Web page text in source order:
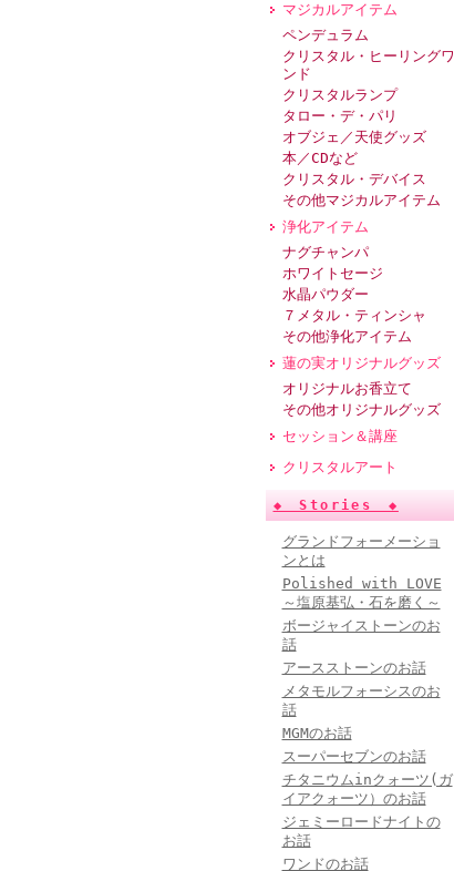
マジカルアイテム
ペンデュラム
クリスタル・ヒーリングワ
ンド
クリスタルランプ
タロー・デ・パリ
オブジェ／天使グッズ
本／CDなど
クリスタル・デバイス
その他マジカルアイテム
浄化アイテム
ナグチャンパ
ホワイトセージ
水晶パウダー
７メタル・ティンシャ
その他浄化アイテム
蓮の実オリジナルグッズ
オリジナルお香立て
その他オリジナルグッズ
セッション＆講座
クリスタルアート
◆ Stories ◆
グランドフォーメーショ
ンとは
Polished with LOVE
～塩原基弘・石を磨く～
ボージャイストーンのお
話
アースストーンのお話
メタモルフォーシスのお
話
MGMのお話
スーパーセブンのお話
チタニウムinクォーツ(ガ
イアクォーツ）のお話
ジェミーロードナイトの
お話
ワンドのお話